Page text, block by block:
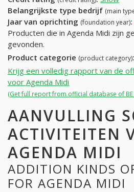
Belangrijkste type bedrijf (main
Jaar van oprichting (foundation year):
Producten die in Agenda Midi zijn
gevonden.
Product categorie (product category):
Krijg een volledig rapport van de
voor Agenda Midi
(Get full report from official database of
AANVULLING
ACTIVITEITEN
AGENDA MIDI
ADDITION KINDS
FOR AGENDA MIDI